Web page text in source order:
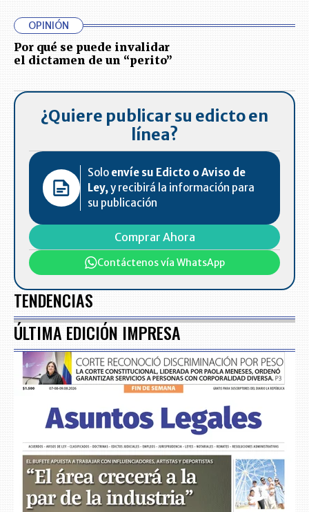
OPINIÓN
Por qué se puede invalidar
el dictamen de un “perito”
¿Quiere publicar su edicto en
línea?
Solo envíe su Edicto o Aviso de
Ley,y recibirá la información para
su publicación
Comprar Ahora
Contáctenos vía WhatsApp
TENDENCIAS
ÚLTIMA EDICIÓN IMPRESA